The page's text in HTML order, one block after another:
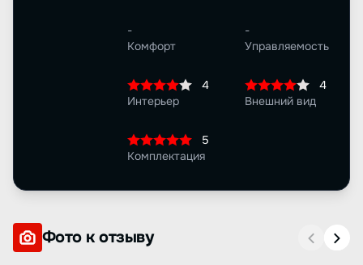
-
Комфорт
-
Управляемость
4
Интерьер
4
Внешний вид
5
Комплектация
Фото к отзыву